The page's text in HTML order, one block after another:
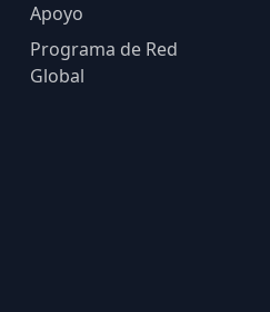
Apoyo
Programa de Red
Global